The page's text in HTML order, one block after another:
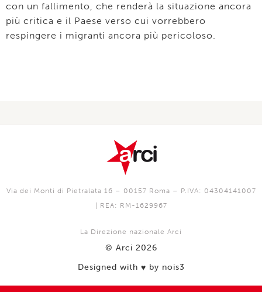
con un fallimento, che renderà la situazione ancora
più critica e il Paese verso cui vorrebbero
respingere i migranti ancora più pericoloso.
Via dei Monti di Pietralata 16 – 00157 Roma – P.IVA: 04304141007
| REA: RM-1629967
La Direzione nazionale Arci
© Arci 2026
Designed with ♥️ by nois3